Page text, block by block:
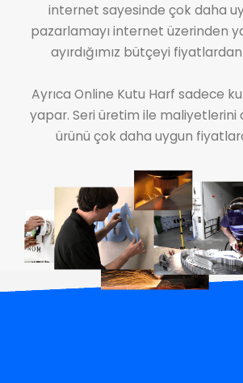
internet sayesinde çok daha
pazarlamayı internet üzerinden
ayırdığımız bütçeyi
Ayrıca Online Kutu Harf sadece
yapar. Seri üretim ile maliyetlerini
ürünü çok daha uygun